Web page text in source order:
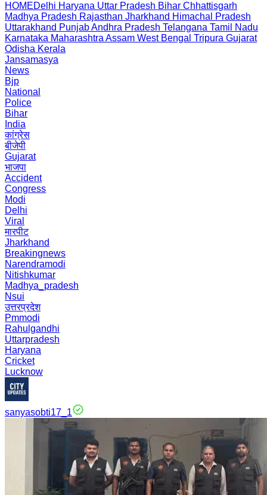
HOMEDelhi Haryana Uttar Pradesh Bihar Chhattisgarh
Madhya Pradesh Rajasthan Jharkhand Himachal Pradesh
Uttarakhand PunjabAndhra Pradesh Telangana Tamil Nadu
Karnataka Maharashtra Assam West Bengal Tripura Gujarat
Odisha Kerala
Jansamasya
News
Bjp
National
Police
Bihar
India
कांग्रेस
बीजेपी
Gujarat
भाजपा
Accident
Congress
Modi
Delhi
Viral
मारपीट
Jharkhand
Breakingnews
Narendramodi
Nitishkumar
Madhya_pradesh
Nsui
उत्तरप्रदेश
Pmmodi
Rahulgandhi
Uttarpradesh
Haryana
Cricket
Lucknow
sanyasobti17_1